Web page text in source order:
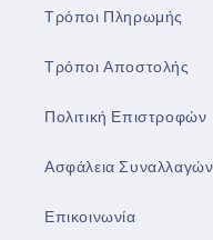
Τρόποι Πληρωμής
Τρόποι Αποστολής
Πολιτική Επιστροφών
Ασφάλεια Συναλλαγών
Επικοινωνία